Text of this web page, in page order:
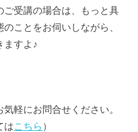
受講の場合は、もっと具
ことをお伺いしながら、
ますよ♪
軽にお問合せください。
はこちら ）